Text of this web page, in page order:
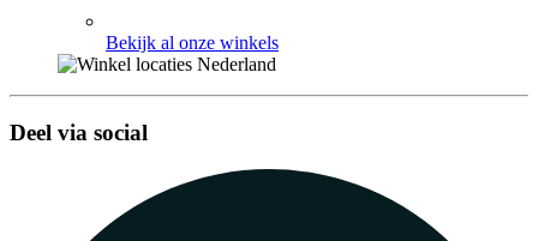
Bekijk al onze winkels
Deel via social